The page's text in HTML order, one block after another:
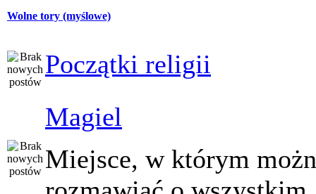
Wolne tory (myślowe)
Początki religii
Magiel
Miejsce, w którym